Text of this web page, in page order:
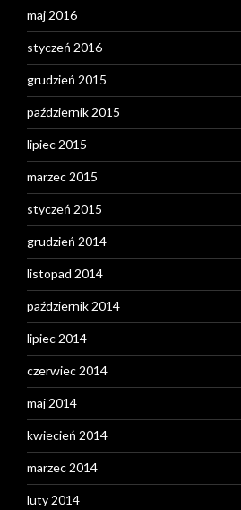
maj 2016
styczeń 2016
grudzień 2015
październik 2015
lipiec 2015
marzec 2015
styczeń 2015
grudzień 2014
listopad 2014
październik 2014
lipiec 2014
czerwiec 2014
maj 2014
kwiecień 2014
marzec 2014
luty 2014